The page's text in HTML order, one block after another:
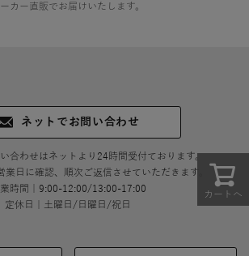
カートへ
カー直販でお届けいたします。
ネットでお問い合わせ
合わせはネットより24時間受付ております。
業日に確認、順次ご返信させていただきます。
時間｜9:00-12:00/13:00-17:00
定休日｜土曜日/日曜日/祝日